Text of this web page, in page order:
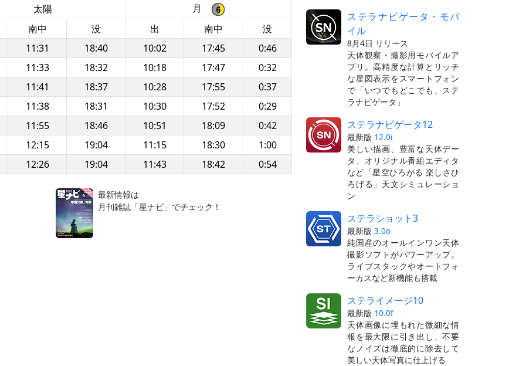
太陽
月
南中 没 出 南中
没
11:31 18:40 10:02 17:45
0:46
11:33 18:32 10:18 17:47
0:32
11:41 18:37 10:28 17:55
0:37
11:38 18:31 10:30 17:52
0:29
11:55 18:46 10:51 18:09
0:42
12:15 19:04 11:15 18:30
1:00
12:26 19:04 11:43 18:42 0:54
最新情報は
月刊雑誌「星ナビ」でチェック！
ステラナビゲータ・モバ
イル
8月4日 リリース
天体観察・撮影用モバイルア
プリ。高精度な計算とリッチ
な星図表示をスマートフォン
で「いつでもどこでも、ステ
ラナビゲータ」
ステラナビゲータ12
最新版 12.0i
美しい描画、豊富な天体デー
タ、オリジナル番組エディタ
など「星空ひろがる 楽しさひ
ろげる」天文シミュレーショ
ン
ステラショット3
最新版 3.0o
純国産のオールインワン天体
撮影ソフトがパワーアップ。
ライブスタックやオートフォ
ーカスなど新機能も搭載
ステライメージ10
最新版 10.0f
天体画像に埋もれた微細な情
報を最大限に引き出し、不要
なノイズは徹底的に除去して
美しい天体写真に仕上げる